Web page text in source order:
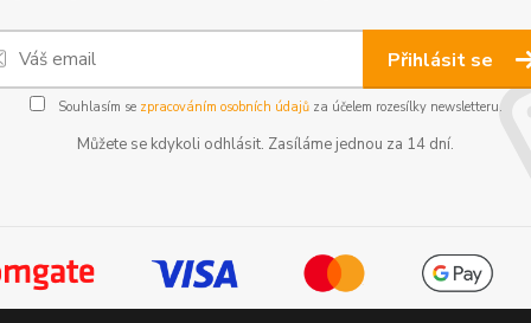
Přihlásit se
Souhlasím se zpracováním osobních údajůza účelem rozesílky newsletteru.
Můžete se kdykoli odhlásit. Zasíláme jednou za 14 dní.